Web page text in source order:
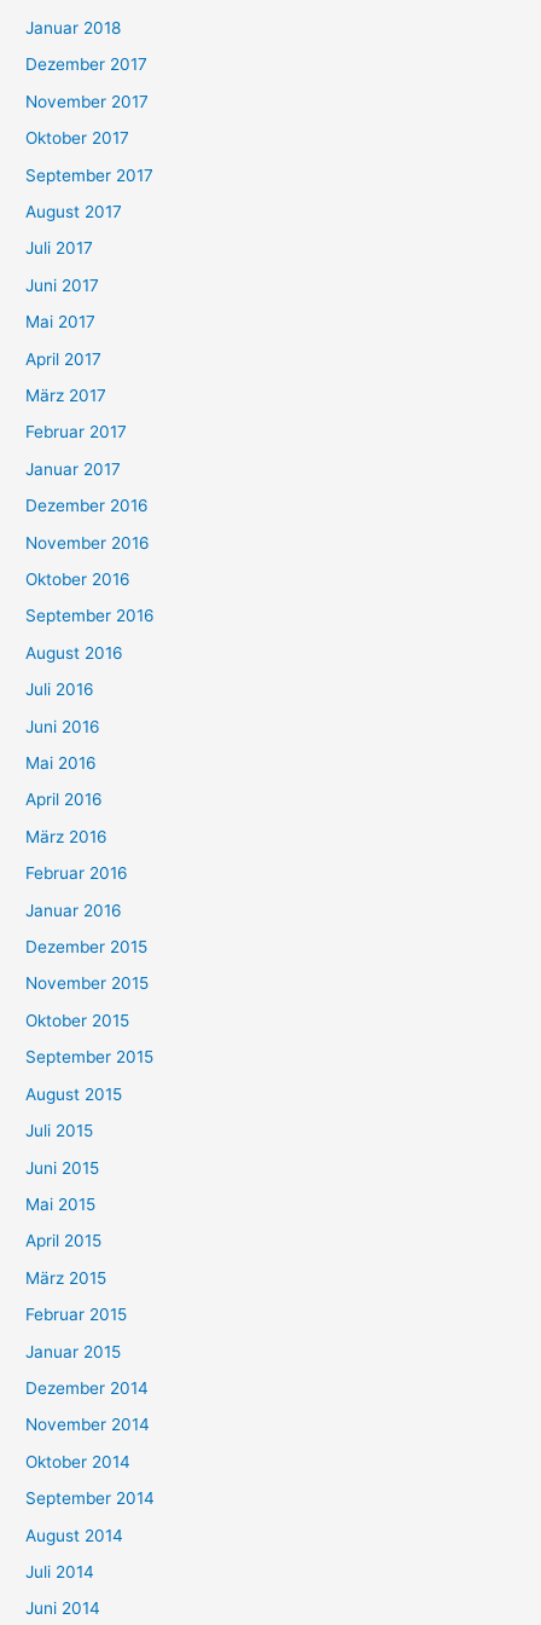
Januar 2018
Dezember 2017
November 2017
Oktober 2017
September 2017
August 2017
Juli 2017
Juni 2017
Mai 2017
April 2017
März 2017
Februar 2017
Januar 2017
Dezember 2016
November 2016
Oktober 2016
September 2016
August 2016
Juli 2016
Juni 2016
Mai 2016
April 2016
März 2016
Februar 2016
Januar 2016
Dezember 2015
November 2015
Oktober 2015
September 2015
August 2015
Juli 2015
Juni 2015
Mai 2015
April 2015
März 2015
Februar 2015
Januar 2015
Dezember 2014
November 2014
Oktober 2014
September 2014
August 2014
Juli 2014
Juni 2014